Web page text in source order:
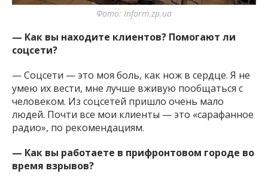
Фото: Inform.zp.ua
— Как вы находите клиентов? Помогают ли
соцсети?
— Соцсети — это моя боль, как нож в сердце. Я не
умею их вести, мне лучше вживую пообщаться с
человеком. Из соцсетей пришло очень мало
людей. Почти все мои клиенты — это «сарафанное
радио», по рекомендациям.
— Как вы работаете в прифронтовом городе во
время взрывов?